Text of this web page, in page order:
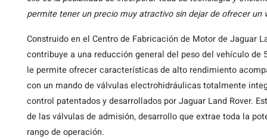
permite tener un precio muy atractivo sin dejar de ofrecer un
Construido en el Centro de Fabricación de Motor de Jaguar
contribuye a una reducción general del peso del vehículo de
le permite ofrecer características de alto rendimiento
con un mando de válvulas electrohidráulicas totalmente
control patentados y desarrollados por Jaguar Land Rover.
de las válvulas de admisión, desarrollo que extrae toda la
rango de operación.